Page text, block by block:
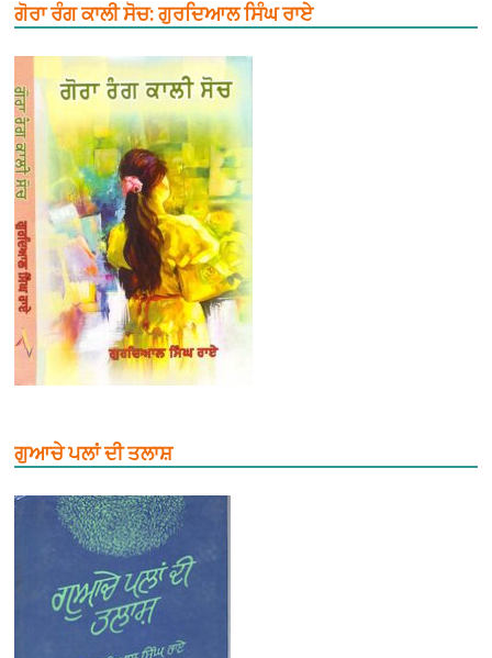
ਗੋਰਾ ਰੰਗ ਕਾਲੀ ਸੋਚ: ਗੁਰਦਿਆਲ ਸਿੰਘ ਰਾਏ
ਗੁਆਚੇ ਪਲਾਂ ਦੀ ਤਲਾਸ਼